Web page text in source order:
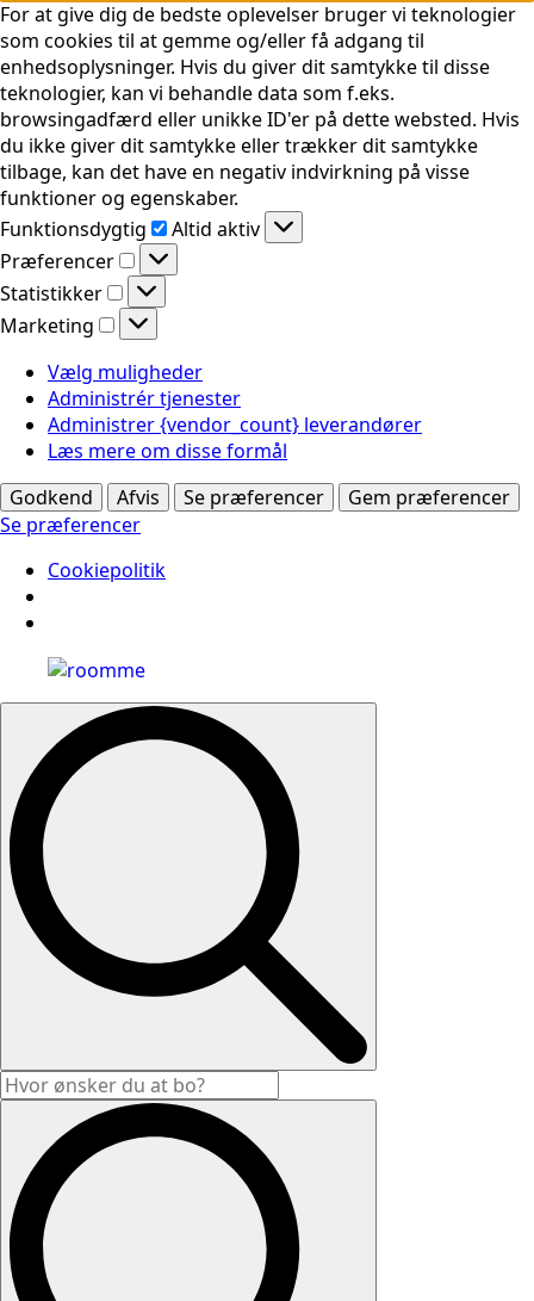
For at give dig de bedste oplevelser bruger vi teknologier
som cookies til at gemme og/eller få adgang til
enhedsoplysninger. Hvis du giver dit samtykke til disse
teknologier, kan vi behandle data som f.eks.
browsingadfærd eller unikke ID'er på dette websted. Hvis
du ikke giver dit samtykke eller trækker dit samtykke
tilbage, kan det have en negativ indvirkning på visse
funktioner og egenskaber.
Funktionsdygtig
Funktionsdygtig
Altid aktiv
Præferencer
Præferencer
Statistikker
Statistikker
Marketing
Marketing
Vælg muligheder
Administrér tjenester
Administrer {vendor_count} leverandører
Læs mere om disse formål
Godkend
Afvis Se præferencer
Gem præferencer
Se præferencer
Cookiepolitik
Search